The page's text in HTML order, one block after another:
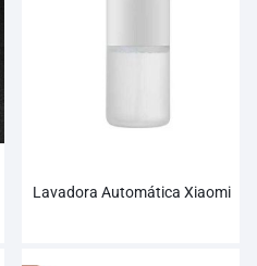
Lavadora Automática Xiaomi